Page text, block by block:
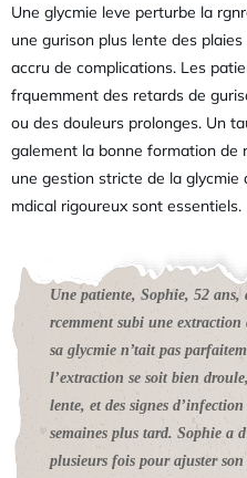
Une glycmie leve perturbe la
une gurison plus lente des
accru de complications. Les
frquemment des retards de
ou des douleurs prolonges. Un
galement la bonne formation de
une gestion stricte de la
mdical rigoureux sont essentiels.
Une patiente, Sophie, 52 ans,
rcemment subi une
sa glycmie n’tait pas
l’extraction se soit bien
lente, et des signes
semaines plus tard. Sophie a
plusieurs fois pour ajuster